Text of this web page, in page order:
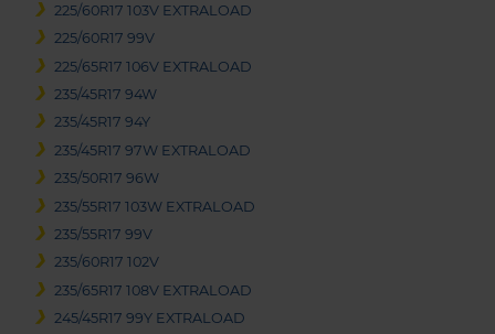
225/60R17 103V EXTRALOAD
225/60R17 99V
225/65R17 106V EXTRALOAD
235/45R17 94W
235/45R17 94Y
235/45R17 97W EXTRALOAD
235/50R17 96W
235/55R17 103W EXTRALOAD
235/55R17 99V
235/60R17 102V
235/65R17 108V EXTRALOAD
245/45R17 99Y EXTRALOAD